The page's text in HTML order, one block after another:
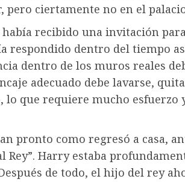
ciertamente no en el
había recibido una invitación
respondido dentro del tiempo
dentro de los muros reales
adecuado debe lavarse,
lo que requiere mucho esfuerzo
pronto como regresó a casa,
Rey”. Harry estaba
de todo, el hijo del rey